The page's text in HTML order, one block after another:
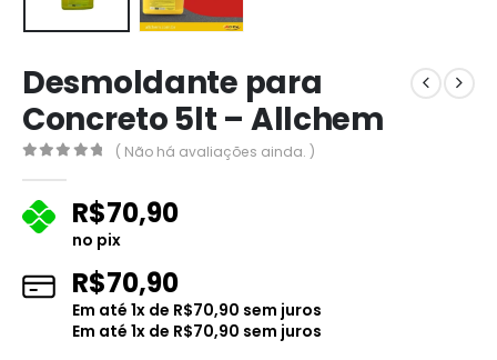
Desmoldante para
Concreto 5lt – Allchem
( Não há avaliações ainda. )
R$70,90
no pix
R$70,90
Em até 1x de R$70,90 sem juros
Em até 1x de R$70,90 sem juros